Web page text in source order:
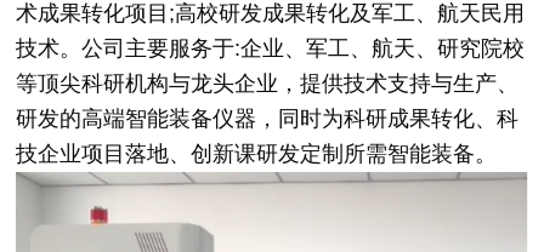
术成果转化项目;高校研发成果转化及军工、航天民用
技术。公司主要服务于:企业、军工、航天、研究院校
等顶尖科研机构与龙头企业，提供技术支持与生产、
研发的高端智能装备仪器，同时为科研成果转化、科
技企业项目落地、创新课研发定制所需智能装备。